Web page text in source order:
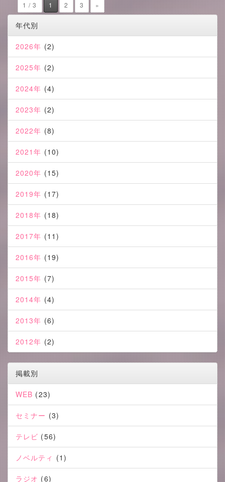
1 / 3 1 2 3 »
年代別
2026年 (2)
2025年 (2)
2024年 (4)
2023年 (2)
2022年 (8)
2021年 (10)
2020年 (15)
2019年 (17)
2018年 (18)
2017年 (11)
2016年 (19)
2015年 (7)
2014年 (4)
2013年 (6)
2012年 (2)
掲載別
WEB (23)
セミナー (3)
テレビ (56)
ノベルティ (1)
ラジオ (6)